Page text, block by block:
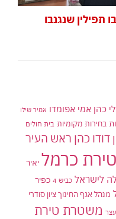
תפילין שנגנבו
כהן אמי אפומדו אמיר שילו
בחירות מקומיות בית חולים
דודו כהן ראש העיר
טירת כרמל יאיר
לישראל כביש 4
כפיר
מנהל אגף החינוך ציון סודרי
משטרת טירת